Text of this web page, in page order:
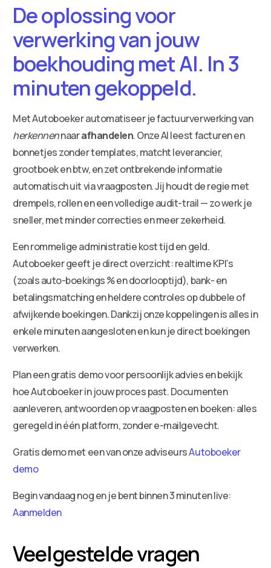
De oplossing voor
verwerking van jouw
boekhouding met AI. In 3
minuten gekoppeld.
Met Autoboeker automatiseer je factuurverwerking van
herkennennaarafhandelen. Onze AI leest facturen en
bonnetjes zonder templates, matcht leverancier,
grootboek en btw, en zet ontbrekende informatie
automatisch uit via vraagposten. Jij houdt de regie met
drempels, rollen en een volledige audit-trail — zo werk je
sneller, met minder correcties en meer zekerheid.
Een rommelige administratie kost tijd en geld.
Autoboeker geeft je direct overzicht: realtime KPI’s
(zoals auto-boekings % en doorlooptijd), bank- en
betalingsmatching en heldere controles op dubbele of
afwijkende boekingen. Dankzij onze koppelingen is alles in
enkele minuten aangesloten en kun je direct boekingen
verwerken.
Plan een gratis demo voor persoonlijk advies en bekijk
hoe Autoboeker in jouw proces past. Documenten
aanleveren, antwoorden op vraagposten en boeken: alles
geregeld in één platform, zonder e-mailgevecht.
Gratis demo met een van onze adviseursAutoboeker
demo
Begin vandaag nog en je bent binnen 3 minuten live:
Aanmelden
Veelgestelde vragen